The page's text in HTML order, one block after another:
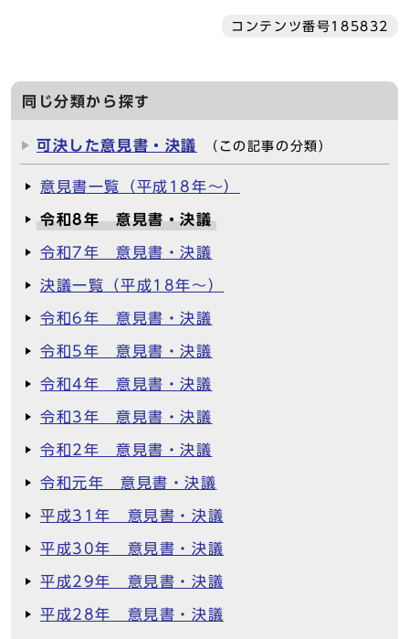
コンテンツ番号185832
同じ分類から探す
可決した意見書・決議 （この記事の分類）
意見書一覧（平成18年～）
令和8年 意見書・決議
令和7年 意見書・決議
決議一覧（平成18年～）
令和6年 意見書・決議
令和5年 意見書・決議
令和4年 意見書・決議
令和3年 意見書・決議
令和2年 意見書・決議
令和元年 意見書・決議
平成31年 意見書・決議
平成30年 意見書・決議
平成29年 意見書・決議
平成28年 意見書・決議